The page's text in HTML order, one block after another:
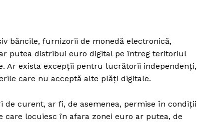
băncile, furnizorii de monedă electronică,
putea distribui euro digital pe întreg teritoriul
Ar exista excepții pentru lucrătorii independenți,
care nu acceptă alte plăți digitale.
curent, ar fi, de asemenea, permise în condiții
locuiesc în afara zonei euro ar putea, de